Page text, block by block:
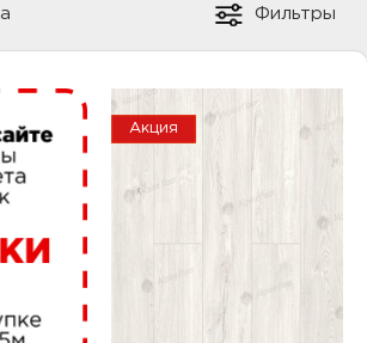
Фильтры
Акция